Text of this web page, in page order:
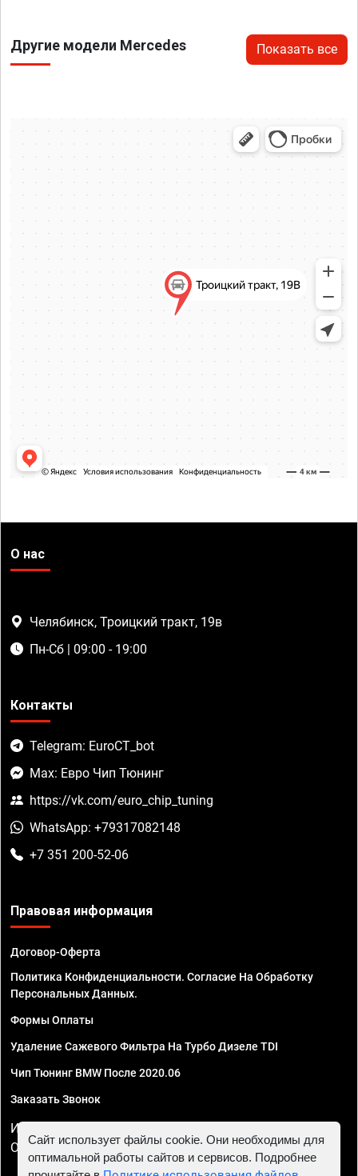
Другие модели Mercedes Показать все
О нас
Челябинск, Троицкий тракт, 19в
Пн-Сб | 09:00 - 19:00
Контакты
Telegram: EuroCT_bot
Max: Евро Чип Тюнинг
https://vk.com/euro_chip_tuning
WhatsApp: +79317082148
+7 351 200-52-06
Правовая информация
Договор-Оферта
Политика Конфиденциальности. Согласие На Обработку
Персональных Данных.
Формы Оплаты
Удаление Сажевого Фильтра На Турбо Дизеле TDI
Чип Тюнинг BMW После 2020.06
Заказать Звонок
ИП Смирнов Георгий Павлович. ИНН 781302555843,
ОГРНИП 324470400032610
Сайт использует файлы cookie. Они необходимы для
оптимальной работы сайтов и сервисов. Подробнее